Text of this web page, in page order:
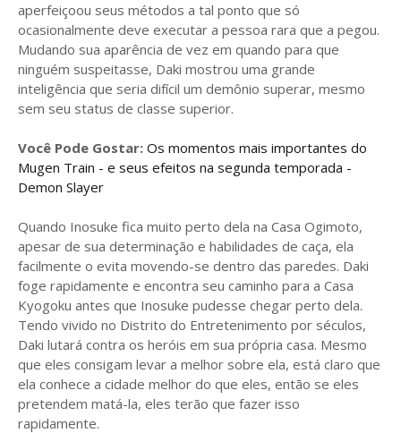
aperfeiçoou seus métodos a tal ponto que só
ocasionalmente deve executar a pessoa rara que a pegou.
Mudando sua aparência de vez em quando para que
ninguém suspeitasse, Daki mostrou uma grande
inteligência que seria difícil um demônio superar, mesmo
sem seu status de classe superior.
Você Pode Gostar: Os momentos mais importantes do
Mugen Train - e seus efeitos na segunda temporada -
Demon Slayer
Quando Inosuke fica muito perto dela na Casa Ogimoto,
apesar de sua determinação e habilidades de caça, ela
facilmente o evita movendo-se dentro das paredes. Daki
foge rapidamente e encontra seu caminho para a Casa
Kyogoku antes que Inosuke pudesse chegar perto dela.
Tendo vivido no Distrito do Entretenimento por séculos,
Daki lutará contra os heróis em sua própria casa. Mesmo
que eles consigam levar a melhor sobre ela, está claro que
ela conhece a cidade melhor do que eles, então se eles
pretendem matá-la, eles terão que fazer isso
rapidamente.